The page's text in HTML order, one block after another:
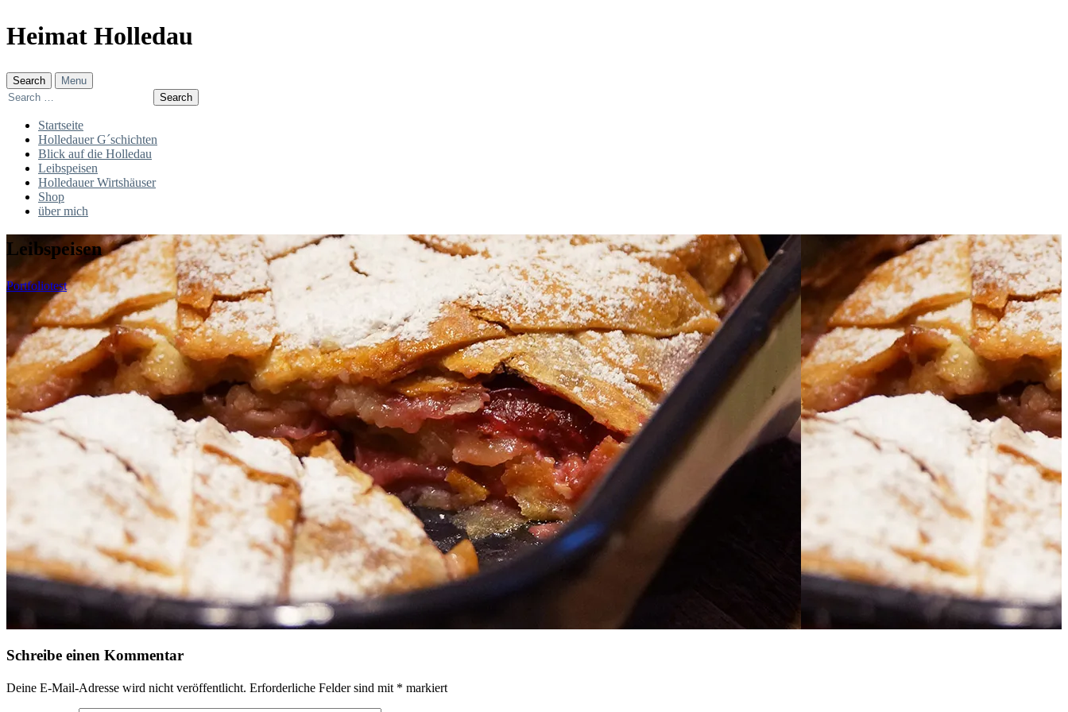
to
Heimat Holledau
Search Menu
Search
Startseite
Holledauer G´schichten
Blick auf die Holledau
Leibspeisen
Holledauer Wirtshäuser
Shop
über mich
Leibspeisen
PortfolioProject
Types
test
Schreibe einen Kommentar
Deine E-Mail-Adresse wird nicht veröffentlicht. Erforderliche Felder sind mit * markiert